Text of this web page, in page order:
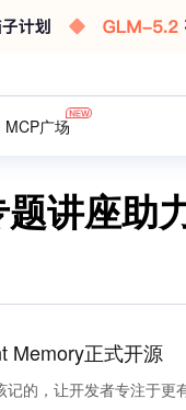
MCP广场
讲座助
Memory正式开源
记的，让开发者专注于更